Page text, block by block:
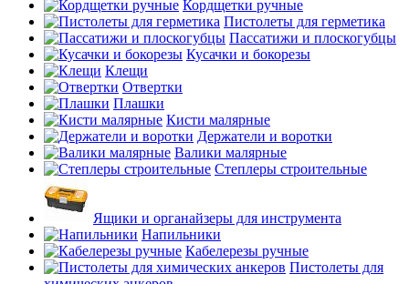
Кордщетки ручные
Пистолеты для герметика
Пассатижи и плоскогубцы
Кусачки и бокорезы
Клещи
Отвертки
Плашки
Кисти малярные
Держатели и воротки
Валики малярные
Степлеры строительные
Ящики и органайзеры для инструмента
Напильники
Кабелерезы ручные
Пистолеты для